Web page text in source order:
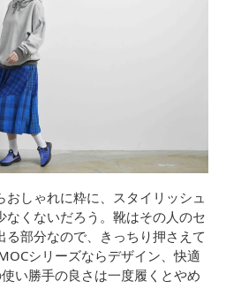
しゃれに粋に、スタイリッシュ
なくないだろう。靴はその人のセ
る部分なので、きっちり押さえて
シリーズならデザイン、快適
い勝手の良さは一度履くとやめ